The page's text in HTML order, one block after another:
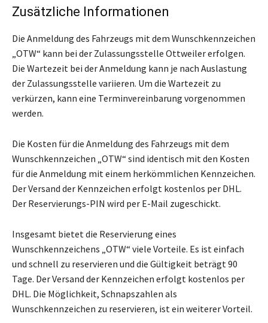
Zusätzliche Informationen
Die Anmeldung des Fahrzeugs mit dem Wunschkennzeichen
„OTW“ kann bei der Zulassungsstelle Ottweiler erfolgen.
Die Wartezeit bei der Anmeldung kann je nach Auslastung
der Zulassungsstelle variieren. Um die Wartezeit zu
verkürzen, kann eine Terminvereinbarung vorgenommen
werden.
Die Kosten für die Anmeldung des Fahrzeugs mit dem
Wunschkennzeichen „OTW“ sind identisch mit den Kosten
für die Anmeldung mit einem herkömmlichen Kennzeichen.
Der Versand der Kennzeichen erfolgt kostenlos per DHL.
Der Reservierungs-PIN wird per E-Mail zugeschickt.
Insgesamt bietet die Reservierung eines
Wunschkennzeichens „OTW“ viele Vorteile. Es ist einfach
und schnell zu reservieren und die Gültigkeit beträgt 90
Tage. Der Versand der Kennzeichen erfolgt kostenlos per
DHL. Die Möglichkeit, Schnapszahlen als
Wunschkennzeichen zu reservieren, ist ein weiterer Vorteil.